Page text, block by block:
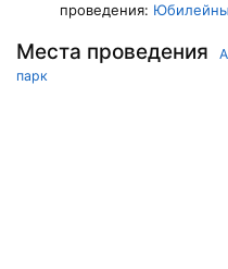
проведения:
Места проведения
парк